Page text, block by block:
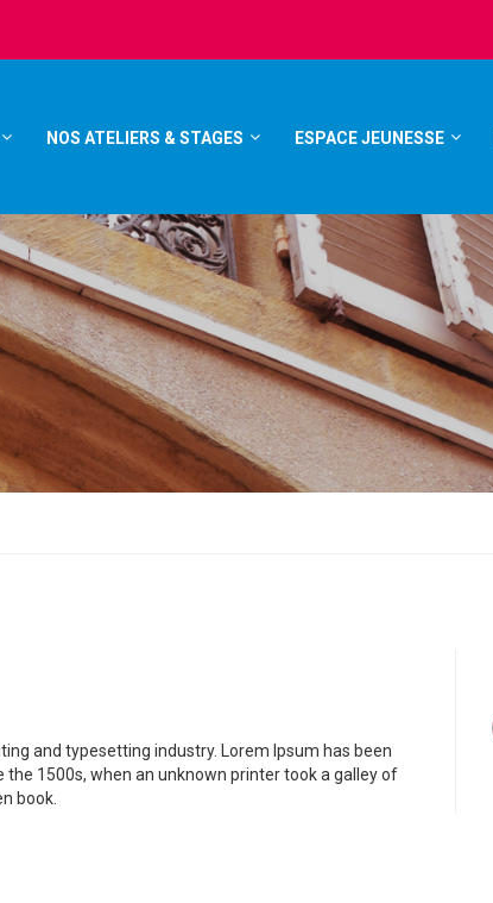
NOS ATELIERS & STAGES ESPACE JEUNESSE
and typesetting industry. Lorem Ipsum has been
1500s, when an unknown printer took a galley of
book.